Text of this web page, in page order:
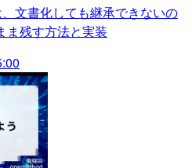
文書化しても継承できないの
ま残す方法と実装